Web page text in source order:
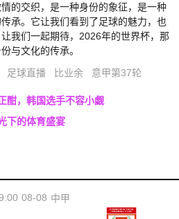
的交织，是一种身份的象征，是一种
承。它让我们看到了足球的魅力，也
我们一起期待，2026年的世界杯，那
与文化的传承。
足球直播 比业余 意甲第37轮
酣，韩国选手不容小觑
下的体育盛宴
08-08 中甲